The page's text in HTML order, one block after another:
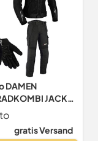
DAMEN
JACKE
-
ROCKER
in verschiedenen
gratis Versand